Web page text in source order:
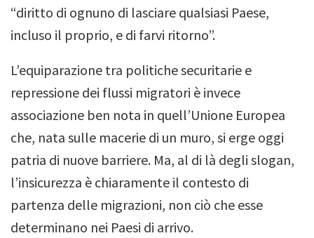
“diritto di ognuno di lasciare qualsiasi Paese,
incluso il proprio, e di farvi ritorno”.
L’equiparazione tra politiche securitarie e
repressione dei flussi migratori è invece
associazione ben nota in quell’Unione Europea
che, nata sulle macerie di un muro, si erge oggi
patria di nuove barriere. Ma, al di là degli slogan,
l’insicurezza è chiaramente il contesto di
partenza delle migrazioni, non ciò che esse
determinano nei Paesi di arrivo.